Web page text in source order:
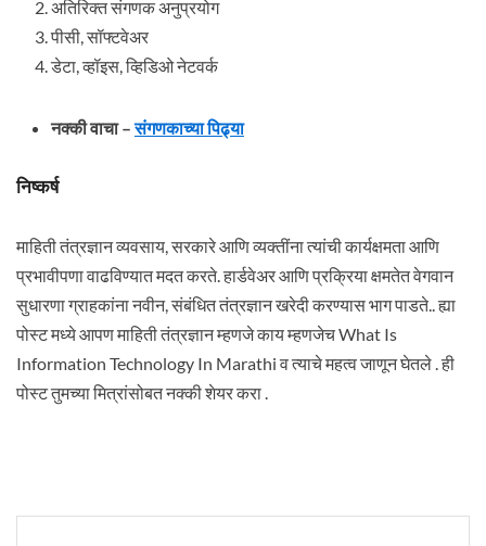
अतिरिक्त संगणक अनुप्रयोग
पीसी, सॉफ्टवेअर
डेटा, व्हॉइस, व्हिडिओ नेटवर्क
नक्की वाचा –संगणकाच्या पिढ्या
निष्कर्ष
माहिती तंत्रज्ञान व्यवसाय, सरकारे आणि व्यक्तींना त्यांची कार्यक्षमता आणि
प्रभावीपणा वाढविण्यात मदत करते. हार्डवेअर आणि प्रक्रिया क्षमतेत वेगवान
सुधारणा ग्राहकांना नवीन, संबंधित तंत्रज्ञान खरेदी करण्यास भाग पाडते.. ह्या
पोस्ट मध्ये आपण माहिती तंत्रज्ञान म्हणजे काय म्हणजेच What Is
Information Technology In Marathi व त्याचे महत्व जाणून घेतले . ही
पोस्ट तुमच्या मित्रांसोबत नक्की शेयर करा .